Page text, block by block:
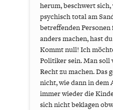
herum, beschwert
psychisch total am
betreffenden
anders machen, hast
Kommt null! Ich
Politiker sein. Man soll
Recht zu machen. Das
nicht, wie dann in dem
immer wieder die
sich nicht beklagen